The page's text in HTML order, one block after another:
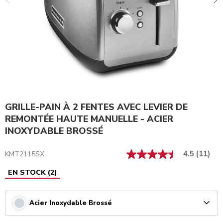
GRILLE-PAIN À 2 FENTES AVEC LEVIER DE
REMONTÉE HAUTE MANUELLE - ACIER
INOXYDABLE BROSSÉ
KMT2115SX 4.5 (11)
EN STOCK (2)
Acier Inoxydable Brossé